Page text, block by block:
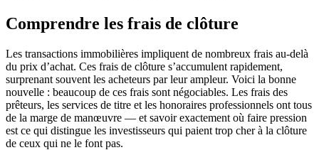
Comprendre les frais de clôture
Les transactions immobilières impliquent de nombreux frais au-delà
du prix d’achat. Ces frais de clôture s’accumulent rapidement,
surprenant souvent les acheteurs par leur ampleur. Voici la bonne
nouvelle : beaucoup de ces frais sont négociables. Les frais des
prêteurs, les services de titre et les honoraires professionnels ont tous
de la marge de manœuvre — et savoir exactement où faire pression
est ce qui distingue les investisseurs qui paient trop cher à la clôture
de ceux qui ne le font pas.